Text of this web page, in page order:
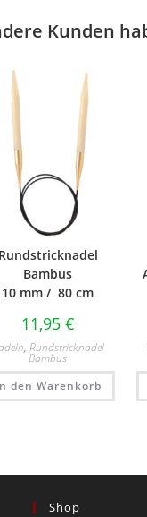
Kunden
Bambus
10 mm / 80 cm
11,95 €
,Rundstricknadel
Bambus
den Warenkorb
Shop